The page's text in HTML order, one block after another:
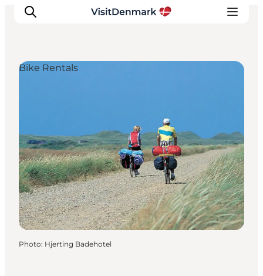
Quoi faire
Hébergements
Planifiez votre voyage
Bike Rentals
Photo: Hjerting Badehotel